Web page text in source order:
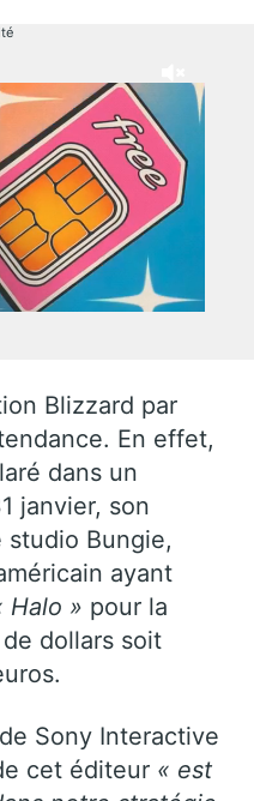
Blizzard par
En effet,
dans un
janvier, son
Bungie,
ayant
Halo » pour la
dollars soit
Sony Interactive
cet éditeur « est